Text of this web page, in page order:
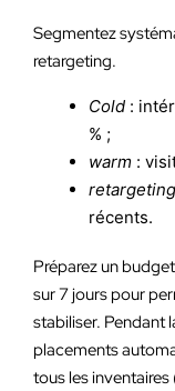
Segmentez
retargeting.
Cold :
% ;
warm :
retargeting
récents.
Préparez un
sur 7 jours pour
stabiliser. Pendant
placements
tous les